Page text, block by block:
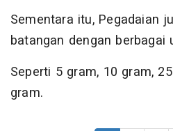
Sementara itu, Pegadaian
batangan dengan berbagai
Seperti 5 gram, 10 gram,
gram.